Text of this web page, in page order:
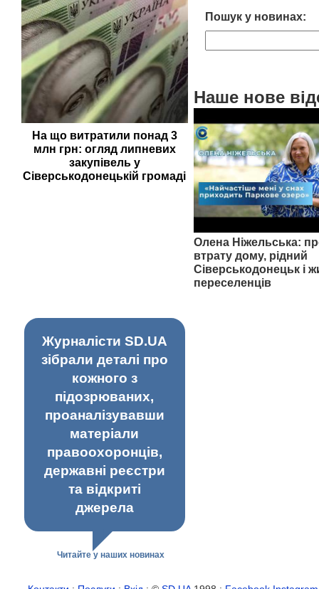
На що витратили понад 3
млн грн: огляд липневих
закупівель у
Сіверськодонецькій громаді
Пошук у новинах:
Наше нове
Олена Ніжельська:
втрату дому, рідний
Сіверськодонецьк і
переселенців
Журналісти SD.UA
зібрали деталі про
кожного з
підозрюваних,
проаналізувавши
матеріали
правоохоронців,
державні реєстри
та відкриті
джерела
Читайте у наших новинах